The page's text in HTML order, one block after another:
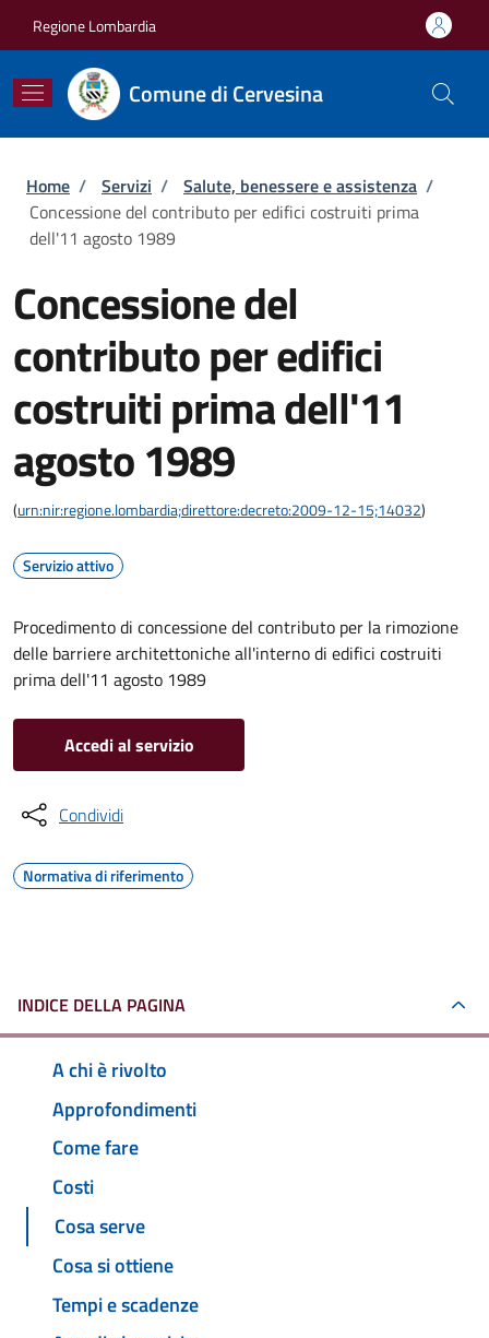
Regione Lombardia
Comune di Cervesina
Briciole di pane
Home / Servizi / Salute, benessere e assistenza /
Concessione del contributo per edifici costruiti prima
dell'11 agosto 1989
Concessione del
contributo per edifici
costruiti prima dell'11
agosto 1989
(urn:nir:regione.lombardia;direttore:decreto:2009-12-15;14032)
Servizio attivo
Procedimento di concessione del contributo per la rimozione
delle barriere architettoniche all'interno di edifici costruiti
prima dell'11 agosto 1989
Accedi al servizio
Condividi
Normativa di riferimento
INDICE DELLA PAGINA
A chi è rivolto
Approfondimenti
Come fare
Costi
Cosa serve
Cosa si ottiene
Tempi e scadenze